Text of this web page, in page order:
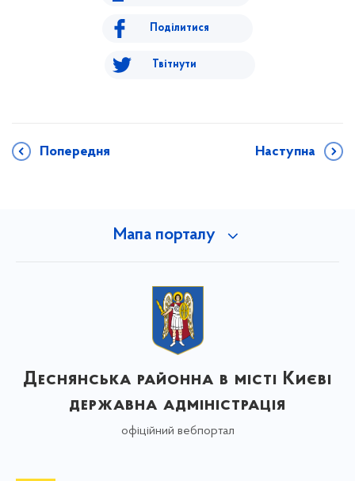
Поділитися
Твітнути
Попередня Наступна
Мапа порталу
Деснянська районна в місті Києві
державна адміністрація
офіційний вебпортал